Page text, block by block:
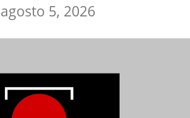
agosto 5, 2026